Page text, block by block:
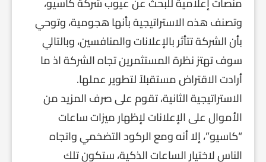
وتصنف هذه الاستراتيجية بأنها هجومية، وتوحي
بأن الشركة تتأثر بالإعلانات والمنافسين، وبالتالي
سوف تهتز نظرة المستثمرين تجاه الشركة اذ ما
أرادت الاقتراض مستقبلاً لتطوير عملها.
الاستراتيجية الثانية، تقوم على صرف المزيد من
الأموال على الإعلانات لإظهار ميزات ساعات
“كاسيو”، إلا أنه ومع الركود التضخمي واتجاه
الناس لاختيار الساعات الذكية، ستكون تلك